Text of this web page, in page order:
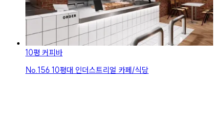
10평 커피바
No.156 10평대 인더스트리얼 카페/식당